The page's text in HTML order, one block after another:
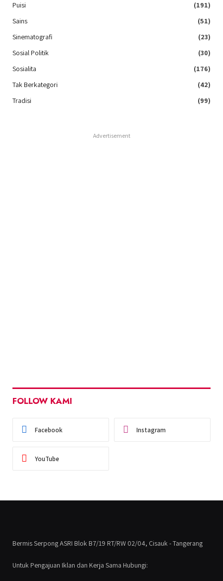
Puisi
(191)
Sains
(51)
Sinematografi
(23)
Sosial Politik
(30)
Sosialita
(176)
Tak Berkategori
(42)
Tradisi
(99)
Advertisement
FOLLOW KAMI
Facebook Instagram
YouTube
Bermis Serpong ASRI Blok B7/19 RT/RW 02/04, Cisauk - Tangerang
Untuk Pengajuan Iklan dan Kerja Sama Hubungi: